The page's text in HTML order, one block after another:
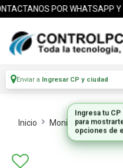
POR WHATSAPP Y
Enviar a Ingresar CP y ciudad
Inicio Monitores